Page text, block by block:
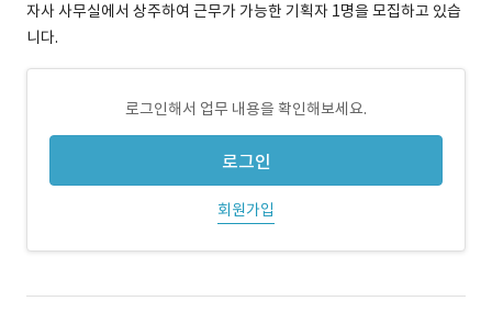
자사 사무실에서 상주하여 근무가 가능한 기획자 1명을 모집하고 있습
니다.
로그인해서 업무 내용을 확인해보세요.
로그인
회원가입